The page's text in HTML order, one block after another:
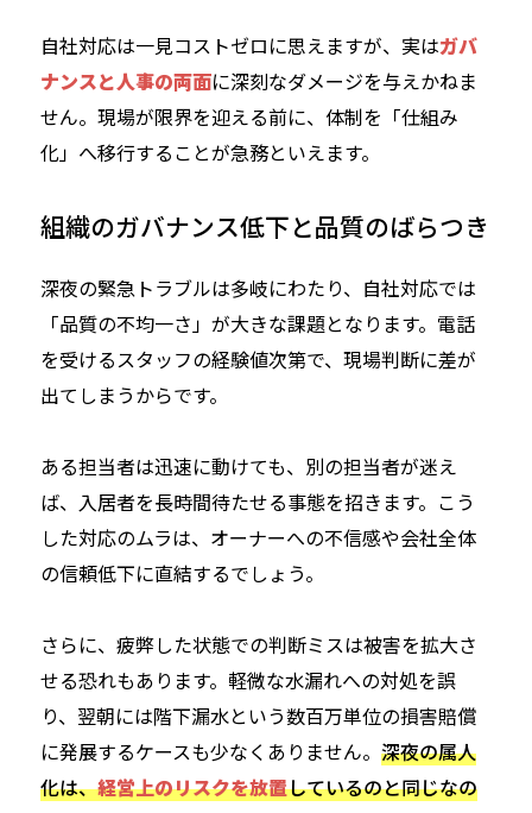
自社対応は一見コストゼロに思えますが、実はガバ
ナンスと人事の両面に深刻なダメージを与えかねま
せん。現場が限界を迎える前に、体制を「仕組み
化」へ移行することが急務といえます。
組織のガバナンス低下と品質のばらつき
深夜の緊急トラブルは多岐にわたり、自社対応では
「品質の不均一さ」が大きな課題となります。電話
を受けるスタッフの経験値次第で、現場判断に差が
出てしまうからです。
ある担当者は迅速に動けても、別の担当者が迷え
ば、入居者を長時間待たせる事態を招きます。こう
した対応のムラは、オーナーへの不信感や会社全体
の信頼低下に直結するでしょう。
さらに、疲弊した状態での判断ミスは被害を拡大さ
せる恐れもあります。軽微な水漏れへの対処を誤
り、翌朝には階下漏水という数百万単位の損害賠償
に発展するケースも少なくありません。 深夜の属人
化は、経営上のリスクを放置しているのと同じなの